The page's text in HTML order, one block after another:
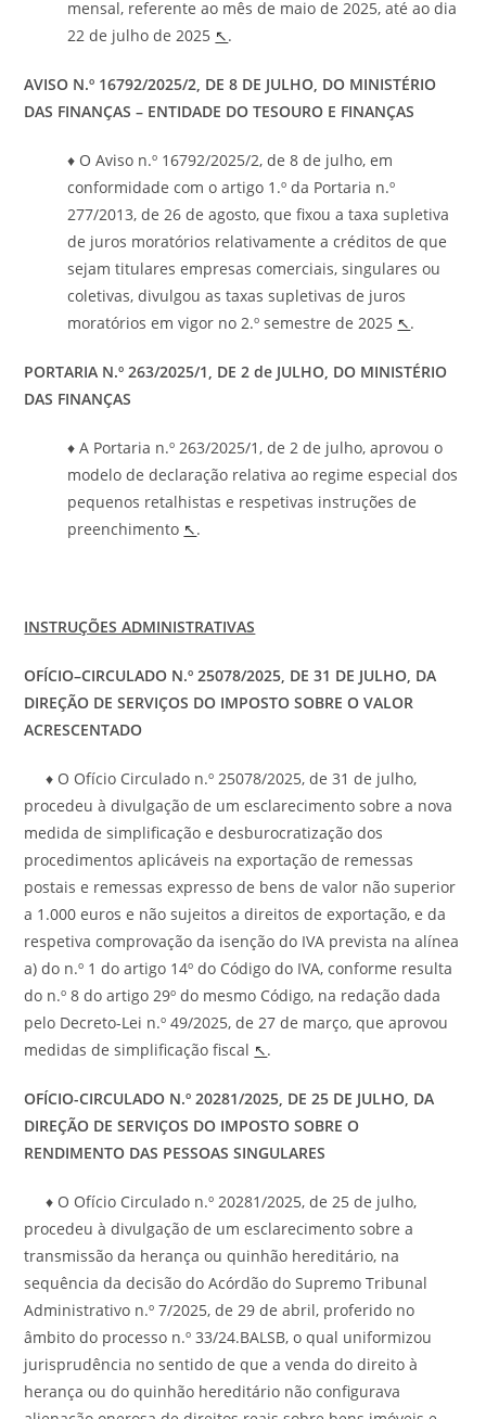
mensal, referente ao mês de maio de 2025, até ao dia
22 de julho de 2025 ↖.
AVISO N.º 16792/2025/2, DE 8 DE JULHO, DO MINISTÉRIO
DAS FINANÇAS – ENTIDADE DO TESOURO E FINANÇAS
♦ O Aviso n.º 16792/2025/2, de 8 de julho, em
conformidade com o artigo 1.º da Portaria n.º
277/2013, de 26 de agosto, que fixou a taxa supletiva
de juros moratórios relativamente a créditos de que
sejam titulares empresas comerciais, singulares ou
coletivas, divulgou as taxas supletivas de juros
moratórios em vigor no 2.º semestre de 2025 ↖.
PORTARIA N.º 263/2025/1, DE 2 de JULHO, DO MINISTÉRIO
DAS FINANÇAS
♦ A Portaria n.º 263/2025/1, de 2 de julho, aprovou o
modelo de declaração relativa ao regime especial dos
pequenos retalhistas e respetivas instruções de
preenchimento ↖.
INSTRUÇÕES ADMINISTRATIVAS
OFÍCIO–CIRCULADO N.º25078/2025, DE31 DE JULHO , DA
DIREÇÃO DE SERVIÇOS DO IMPOSTO SOBRE O VALOR
ACRESCENTADO
♦ O Ofício Circulado n.º 25078/2025, de 31 de julho,
procedeu à divulgação de um esclarecimento sobre a nova
medida de simplificação e desburocratização dos
procedimentos aplicáveis na exportação de remessas
postais e remessas expresso de bens de valor não superior
a 1.000 euros e não sujeitos a direitos de exportação, e da
respetiva comprovação da isenção do IVA prevista na alínea
a) do n.º 1 do artigo 14º do Código do IVA, conforme resulta
do n.º 8 do artigo 29º do mesmo Código, na redação dada
pelo Decreto-Lei n.º 49/2025, de 27 de março, que aprovou
medidas de simplificação fiscal ↖.
OFÍCIO-CIRCULADO N.º 20281/2025, DE25 DE JULHO, DA
DIREÇÃO DE SERVIÇOS DO IMPOSTO SOBRE O
RENDIMENTO DAS PESSOAS SINGULARES
♦ O Ofício Circulado n.º 20281/2025, de 25 de julho,
procedeu à divulgação de um esclarecimento sobre a
transmissão da herança ou quinhão hereditário, na
sequência da decisão do Acórdão do Supremo Tribunal
Administrativo n.º 7/2025, de 29 de abril, proferido no
âmbito do processo n.º 33/24.BALSB, o qual uniformizou
jurisprudência no sentido de que a venda do direito à
herança ou do quinhão hereditário não configurava